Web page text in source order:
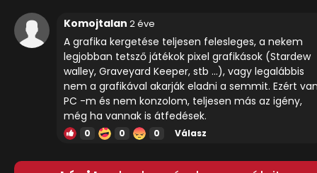
Komojtalan 2 éve
A grafika kergetése teljesen felesleges, a nekem
legjobban tetsző játékok pixel grafikások (Stardew
walley, Graveyard Keeper, stb ...), vagy legalábbis
nem a grafikával akarják eladni a semmit. Ezért
PC -m és nem konzolom, teljesen más az igény,
még ha vannak is átfedések.
0 0 0 Válasz